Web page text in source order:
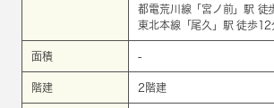
都電荒川線 「 宮ノ前」駅 徒
東北本線 「 尾久 」駅 徒歩12
面積 -
階建 2階建